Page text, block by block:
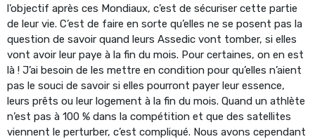
l’objectif après ces Mondiaux, c’est de sécuriser cette partie
de leur vie. C’est de faire en sorte qu’elles ne se posent pas la
question de savoir quand leurs Assedic vont tomber, si elles
vont avoir leur paye à la fin du mois. Pour certaines, on en est
là ! J’ai besoin de les mettre en condition pour qu’elles n’aient
pas le souci de savoir si elles pourront payer leur essence,
leurs prêts ou leur logement à la fin du mois. Quand un athlète
n’est pas à 100 % dans la compétition et que des satellites
viennent le perturber, c’est compliqué. Nous avons cependant